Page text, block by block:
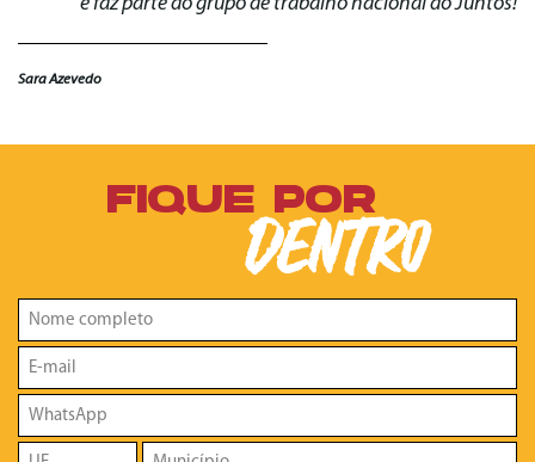
Sara Azevedo
FIQUE POR
DENTRO